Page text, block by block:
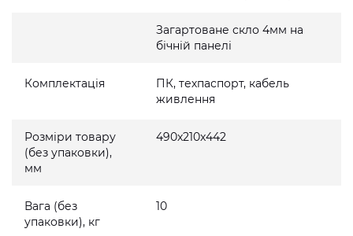
Загартоване скло 4мм на
бічній панелі
Комплектація
ПК, техпаспорт, кабель
живлення
Розміри товару
(без упаковки),
мм
490x210x442
Вага (без
упаковки), кг
10